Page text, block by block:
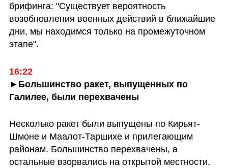
брифинга: "Существует вероятность
возобновления военных действий в ближайшие
дни, мы находимся только на промежуточном
этапе".
16:22
►Большинство ракет, выпущенных по
Галилее, были перехвачены
Несколько ракет были выпущены по Кирьят-
Шмоне и Маалот-Таршихе и прилегающим
районам. Большинство перехвачены, а
остальные взорвались на открытой местности.